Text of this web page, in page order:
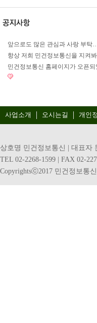
앞으로도 많은 관심과 사랑 부탁
항상 저희 민건정보통신을 지켜
민건정보통신 홈페이지가 오픈
사업소개 오시는길 개인
상호명 민건정보통신 | 대표자
TEL 02-2268-1599 | FAX 02-
Copyrightsⓒ2017 민건정보통